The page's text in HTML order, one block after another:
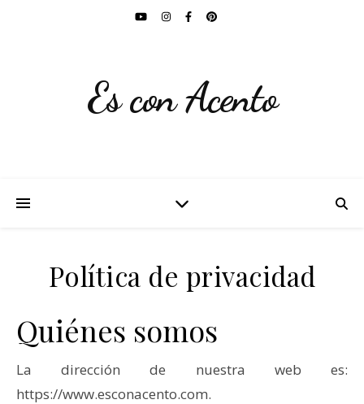
Es con Acento
Política de privacidad
Quiénes somos
La dirección de nuestra web es:
https://www.esconacento.com.